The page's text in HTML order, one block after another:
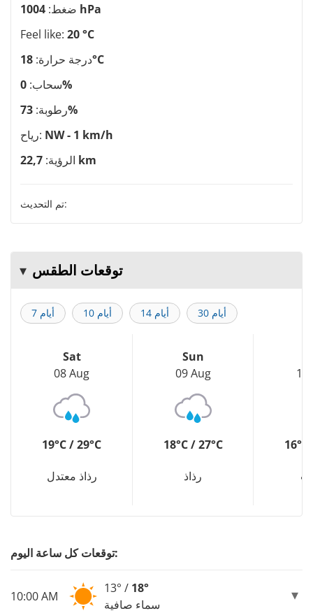
ضغط: 1004 hPa
Feel like: 20 °C
درجة حرارة:18°C
سحاب:0%
رطوبة:73%
رياح: NW - 1 km/h
الرؤية: 22,7 km
تم التحديث:
توقعات الطقس
7 أيام 10 أيام 14 أيام 30 أيام
Sat
08 Aug
19°C / 29°C
رذاذ معتدل
Sun
09 Aug
18°C / 27°C
رذاذ
10
16°C
توقعات كل ساعة اليوم:
10:00 AM
13° / 18°
سماء صافية